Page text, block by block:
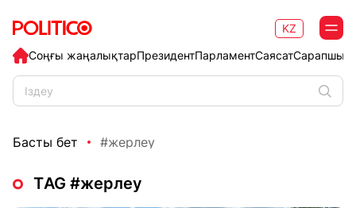
Соңғы жаңалықтарПрезидентПарламентСаясат
KZ
Басты бет #жерлеу
ТAG #жерлеу